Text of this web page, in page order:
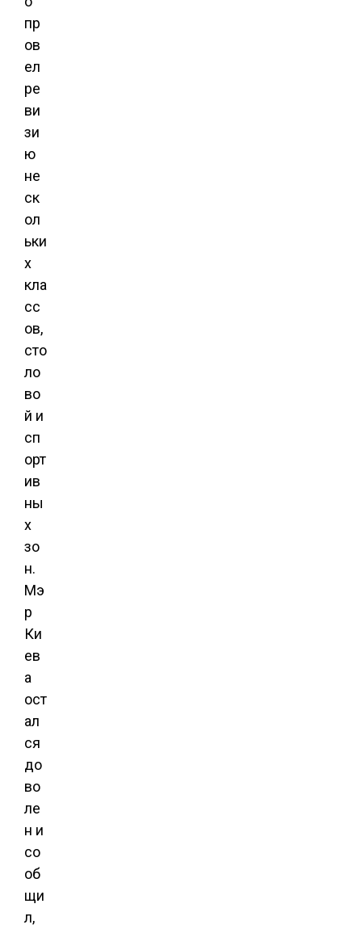
пр
ов
ел
ре
ви
зи
ю
не
ск
ол
ьки
х
кла
сс
ов,
сто
ло
во
й и
сп
орт
ив
ны
х
зо
н.
Мэ
р
Ки
ев
а
ост
ал
ся
до
во
ле
н и
со
об
щи
л,